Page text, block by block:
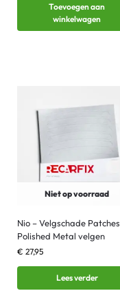
Toevoegen aan
winkelwagen
Niet op voorraad
Nio – Velgschade Patches
Polished Metal velgen
€ 27,95
Lees verder